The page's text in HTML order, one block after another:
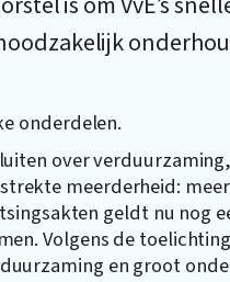
onderdelen.
over
meerderheid:
geldt nu nog
Volgens de
en groot